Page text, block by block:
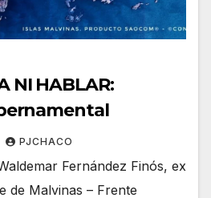
NI HABLAR:
PJCHACO
Fernández Finós, ex
de Malvinas – Frente